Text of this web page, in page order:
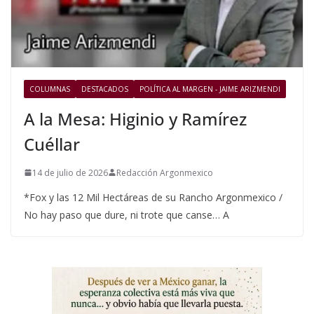
COLUMNAS DESTACADOS POLÍTICA AL MARGEN - JAIME ARIZMENDI
A la Mesa: Higinio y Ramírez
Cuéllar
14 de julio de 2026 Redacción Argonmexico
*Fox y las 12 Mil Hectáreas de su Rancho Argonmexico /
No hay paso que dure, ni trote que canse… A